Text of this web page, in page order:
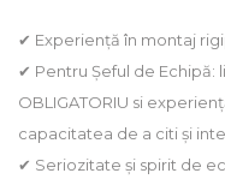
✔ Experiență în montaj
✔ Pentru Șeful de Echipă:
OBLIGATORIU si
capacitatea de a citi și
✔ Seriozitate și spirit de